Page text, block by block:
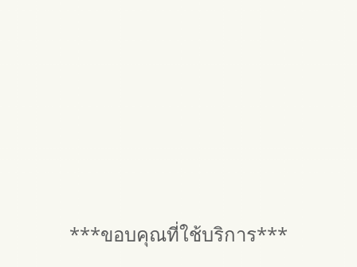
***ขอบคุณที่ใช้บริการ***